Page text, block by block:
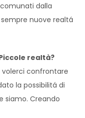
dalla
nuove realtá
realtà?
volerci confrontare
la possibilitá di
siamo. Creando